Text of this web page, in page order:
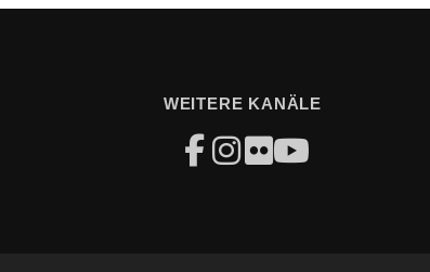
WEITERE KANÄLE